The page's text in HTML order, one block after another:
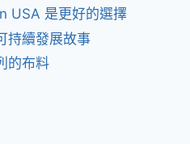
USA 是更好的選擇
持續發展故事
的布料